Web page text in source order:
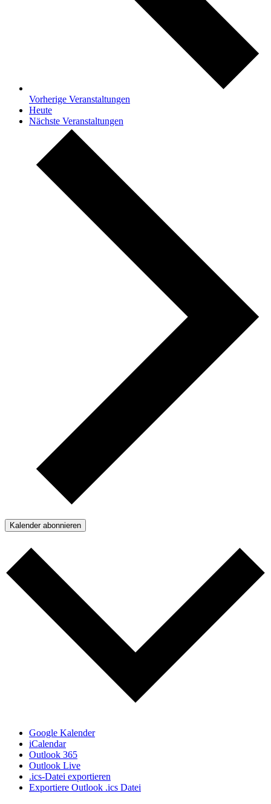
Vorherige Veranstaltungen
Heute
Nächste Veranstaltungen
Kalender abonnieren
Google Kalender
iCalendar
Outlook 365
Outlook Live
.ics-Datei exportieren
Exportiere Outlook .ics Datei